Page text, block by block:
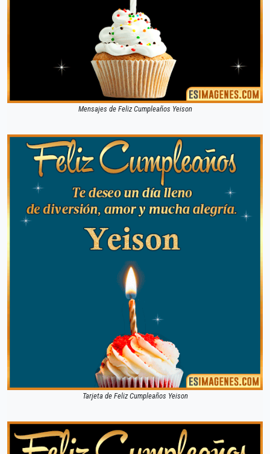
Mensajes de Feliz Cumpleaños Yeison
Tarjeta de Feliz Cumpleaños Yeison